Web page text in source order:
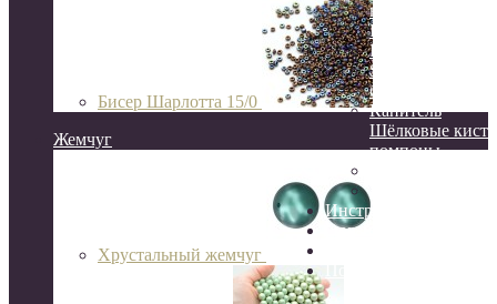
Бисер Шарлотта 15/0
Жемчуг
Хрустальный жемчуг
ювелирный
Rite, Beadalon
K.O.
S-Lon,
бисера)
Канитель
Шёлковые
помпоны
Инструменты
Организация и